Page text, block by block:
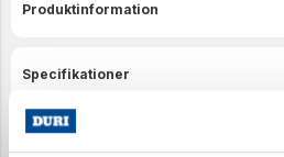
Produktinformation
Specifikationer